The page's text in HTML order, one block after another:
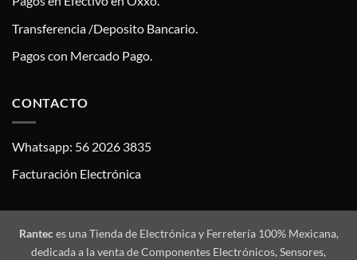
Transferencia /Deposito Bancario.
Pagos con Mercado Pago.
CONTACTO
Whatsapp: 56 2026 3835
Facturación Electrónica
Ranteces una Tienda de Electrónica y Ferretería 100% Mexicana,
dedicada a la venta de Componentes Electrónicos, Sensores,